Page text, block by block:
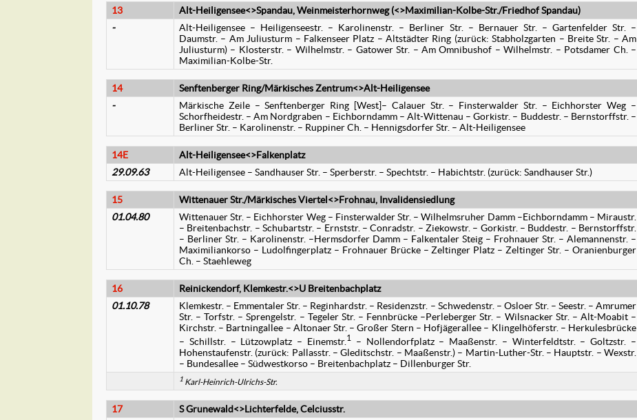
13
Alt-Heiligensee<>Spandau, Weinmeisterhornweg (<>Maximilian-Kolbe-Str./Friedhof Spandau)
-
Alt-Heiligensee – Heiligenseestr. – Karolinenstr. – Berliner Str. – Bernauer Str. – Gartenfelder Str. –
Daumstr. – Am Juliusturm – Falkenseer Platz – Altstädter Ring (zurück: Stabholzgarten – Breite Str. – Am
Juliusturm) – Klosterstr. – Wilhelmstr. – Gatower Str. – Am Omnibushof – Wilhelmstr. – Potsdamer Ch. –
Maximilian-Kolbe-Str.
14
Senftenberger Ring/Märkisches Zentrum<>Alt-Heiligensee
-
Märkische Zeile – Senftenberger Ring [West]– Calauer Str. – Finsterwalder Str. – Eichhorster Weg –
Schorfheidestr. – Am Nordgraben – Eichborndamm – Alt-Wittenau – Gorkistr. – Buddestr. – Bernstorffstr. –
Berliner Str. – Karolinenstr. – Ruppiner Ch. – Hennigsdorfer Str. – Alt-Heiligensee
14E
Alt-Heiligensee<>Falkenplatz
29.09.63
Alt-Heiligensee – Sandhauser Str. – Sperberstr. – Spechtstr. – Habichtstr. (zurück: Sandhauser Str.)
15
Wittenauer Str./Märkisches Viertel<>Frohnau, Invalidensiedlung
01.04.80
Wittenauer Str. – Eichhorster Weg – Finsterwalder Str. – Wilhelmsruher Damm –Eichborndamm – Miraustr.
– Breitenbachstr. – Schubartstr. – Ernststr. – Conradstr. – Ziekowstr. – Gorkistr. – Buddestr. – Bernstorffstr.
– Berliner Str. – Karolinenstr. –Hermsdorfer Damm – Falkentaler Steig – Frohnauer Str. – Alemannenstr. –
Maximiliankorso – Ludolfingerplatz – Frohnauer Brücke – Zeltinger Platz – Zeltinger Str. – Oranienburger
Ch. – Staehleweg
16
Reinickendorf, Klemkestr.<>U Breitenbachplatz
01.10.78
Klemkestr. – Emmentaler Str. – Reginhardstr. – Residenzstr. – Schwedenstr. – Osloer Str. – Seestr. – Amrumer
Str. – Torfstr. – Sprengelstr. – Tegeler Str. – Fennbrücke –Perleberger Str. – Wilsnacker Str. – Alt-Moabit –
Kirchstr. – Bartningallee – Altonaer Str. – Großer Stern – Hofjägerallee – Klingelhöferstr. – Herkulesbrücke
– Schillstr. – Lützowplatz – Einemstr. 1– Nollendorfplatz – Maaßenstr. – Winterfeldtstr. – Goltzstr. –
Hohenstaufenstr. (zurück: Pallasstr. – Gleditschstr. – Maaßenstr.) – Martin-Luther-Str. – Hauptstr. – Wexstr.
– Bundesallee – Südwestkorso – Breitenbachplatz – Dillenburger Str.
1 Karl-Heinrich-Ulrichs-Str.
17
S Grunewald<>Lichterfelde, Celciusstr.